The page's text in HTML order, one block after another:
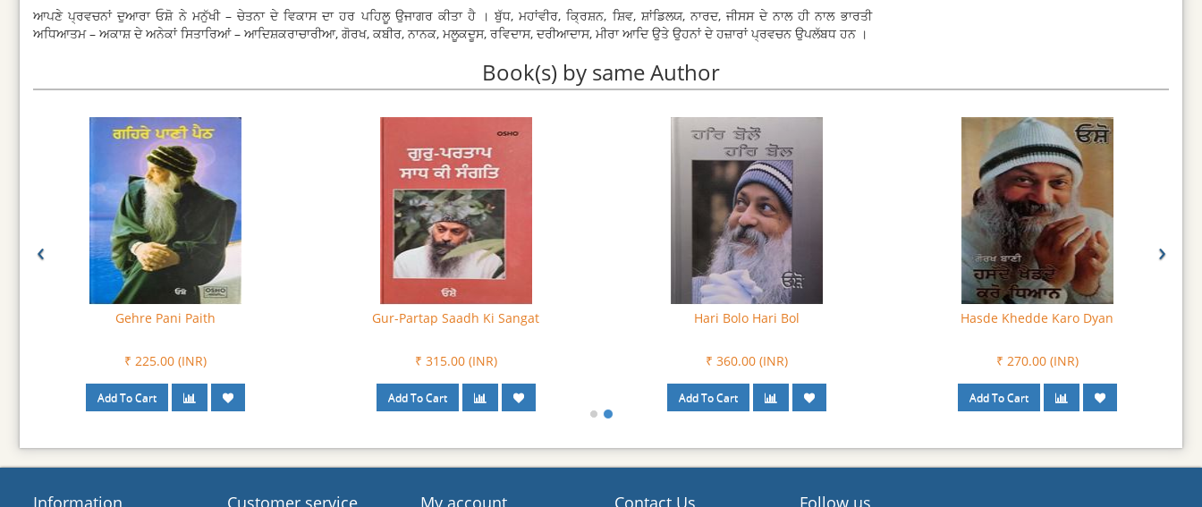
ਆਪਣੇ ਪ੍ਰਵਚਨਾਂ ਦੁਆਰਾ ਓਸ਼ੋ ਨੇ ਮਨੁੱਖੀ – ਚੇਤਨਾ ਦੇ ਵਿਕਾਸ ਦਾ ਹਰ ਪਹਿਲੂ ਉਜਾਗਰ ਕੀਤਾ ਹੈ । ਬੁੱਧ, ਮਹਾਂਵੀਰ, ਕ੍ਰਿਸ਼ਨ, ਸ਼ਿਵ, ਸ਼ਾਂਡਿਲਯ, ਨਾਰਦ, ਜੀਸਸ ਦੇ ਨਾਲ ਹੀ ਨਾਲ ਭਾਰਤੀ
ਅਧਿਆਤਮ – ਅਕਾਸ਼ ਦੇ ਅਨੇਕਾਂ ਸਿਤਾਰਿਆਂ – ਆਦਿਸ਼ਕਰਾਚਾਰੀਆ, ਗੋਰਖ, ਕਬੀਰ, ਨਾਨਕ, ਮਲੂਕਦੂਸ, ਰਵਿਦਾਸ, ਦਰੀਆਦਾਸ, ਮੀਰਾ ਆਦਿ ਉਤੇ ਉਹਨਾਂ ਦੇ ਹਜ਼ਾਰਾਂ ਪ੍ਰਵਚਨ ਉਪਲੱਬਧ ਹਨ ।
Book(s) by same Author
Gehre Pani Paith
₹ 225.00 (INR)
Gur-Partap Saadh Ki Sangat
₹ 315.00 (INR)
Hari Bolo Hari Bol
₹ 360.00 (INR)
Hasde Khedde Karo Dyan
₹ 270.00 (INR)
‹ ›
Information Customer service My account Contact Us Follow us